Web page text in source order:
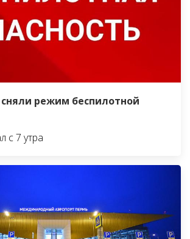
режим беспилотной
с 7 утра